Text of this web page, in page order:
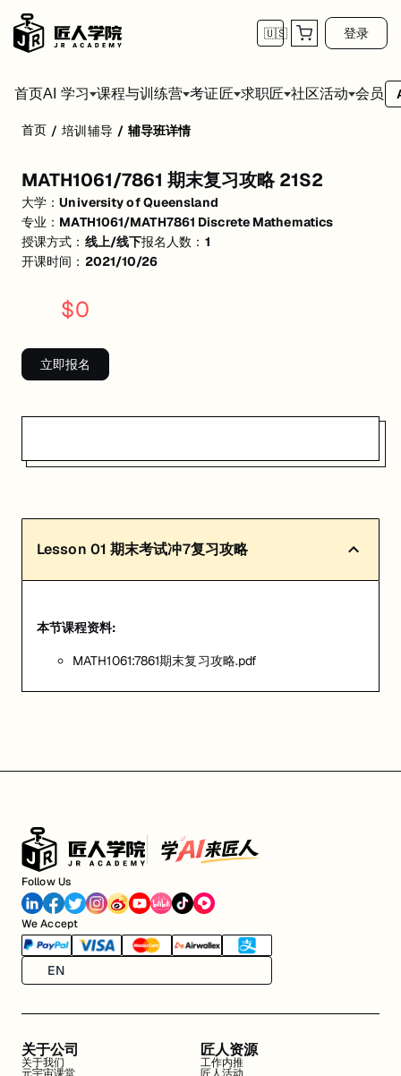
🇺🇸 登录
首页AI 学习 课程与训练营 考证匠 求职匠 社区活动 会员
活动形式: 线上/线下
开始日期: 2021/10/26
已有 1 名同学报名参加
MATH1061/MATH7861 Discrete Mathematics
匠人学院提供高质量的IT培训课程和Workshop，帮助学员掌握实用技能
首页 / 培训辅导 / 辅导班详情
MATH1061/7861 期末复习攻略 21S2
大学：University of Queensland
专业： MATH1061/MATH7861 Discrete Mathematics
授课方式： 线上/线下报名人数： 1
开课时间： 2021/10/26
$0
立即报名
Lesson 01 期末考试冲7复习攻略
本节课程资料:
MATH1061:7861期末复习攻略.pdf
Follow Us
We Accept
EN
关于公司
关于我们
匠人资源
工作内推